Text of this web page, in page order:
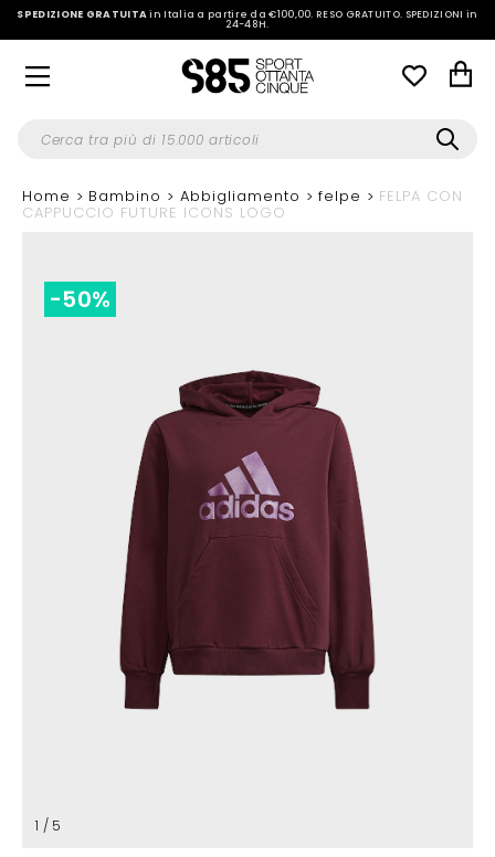
SPEDIZIONE GRATUITAin Italia a partire da €100,00.RESO GRATUITO. SPEDIZIONI in
24-48H.
Home Bambino Abbigliamento felpe FELPA CON
CAPPUCCIO FUTURE ICONS LOGO
1 / 5
-50%